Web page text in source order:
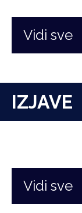
Vidi sve
IZJAVE
Vidi sve